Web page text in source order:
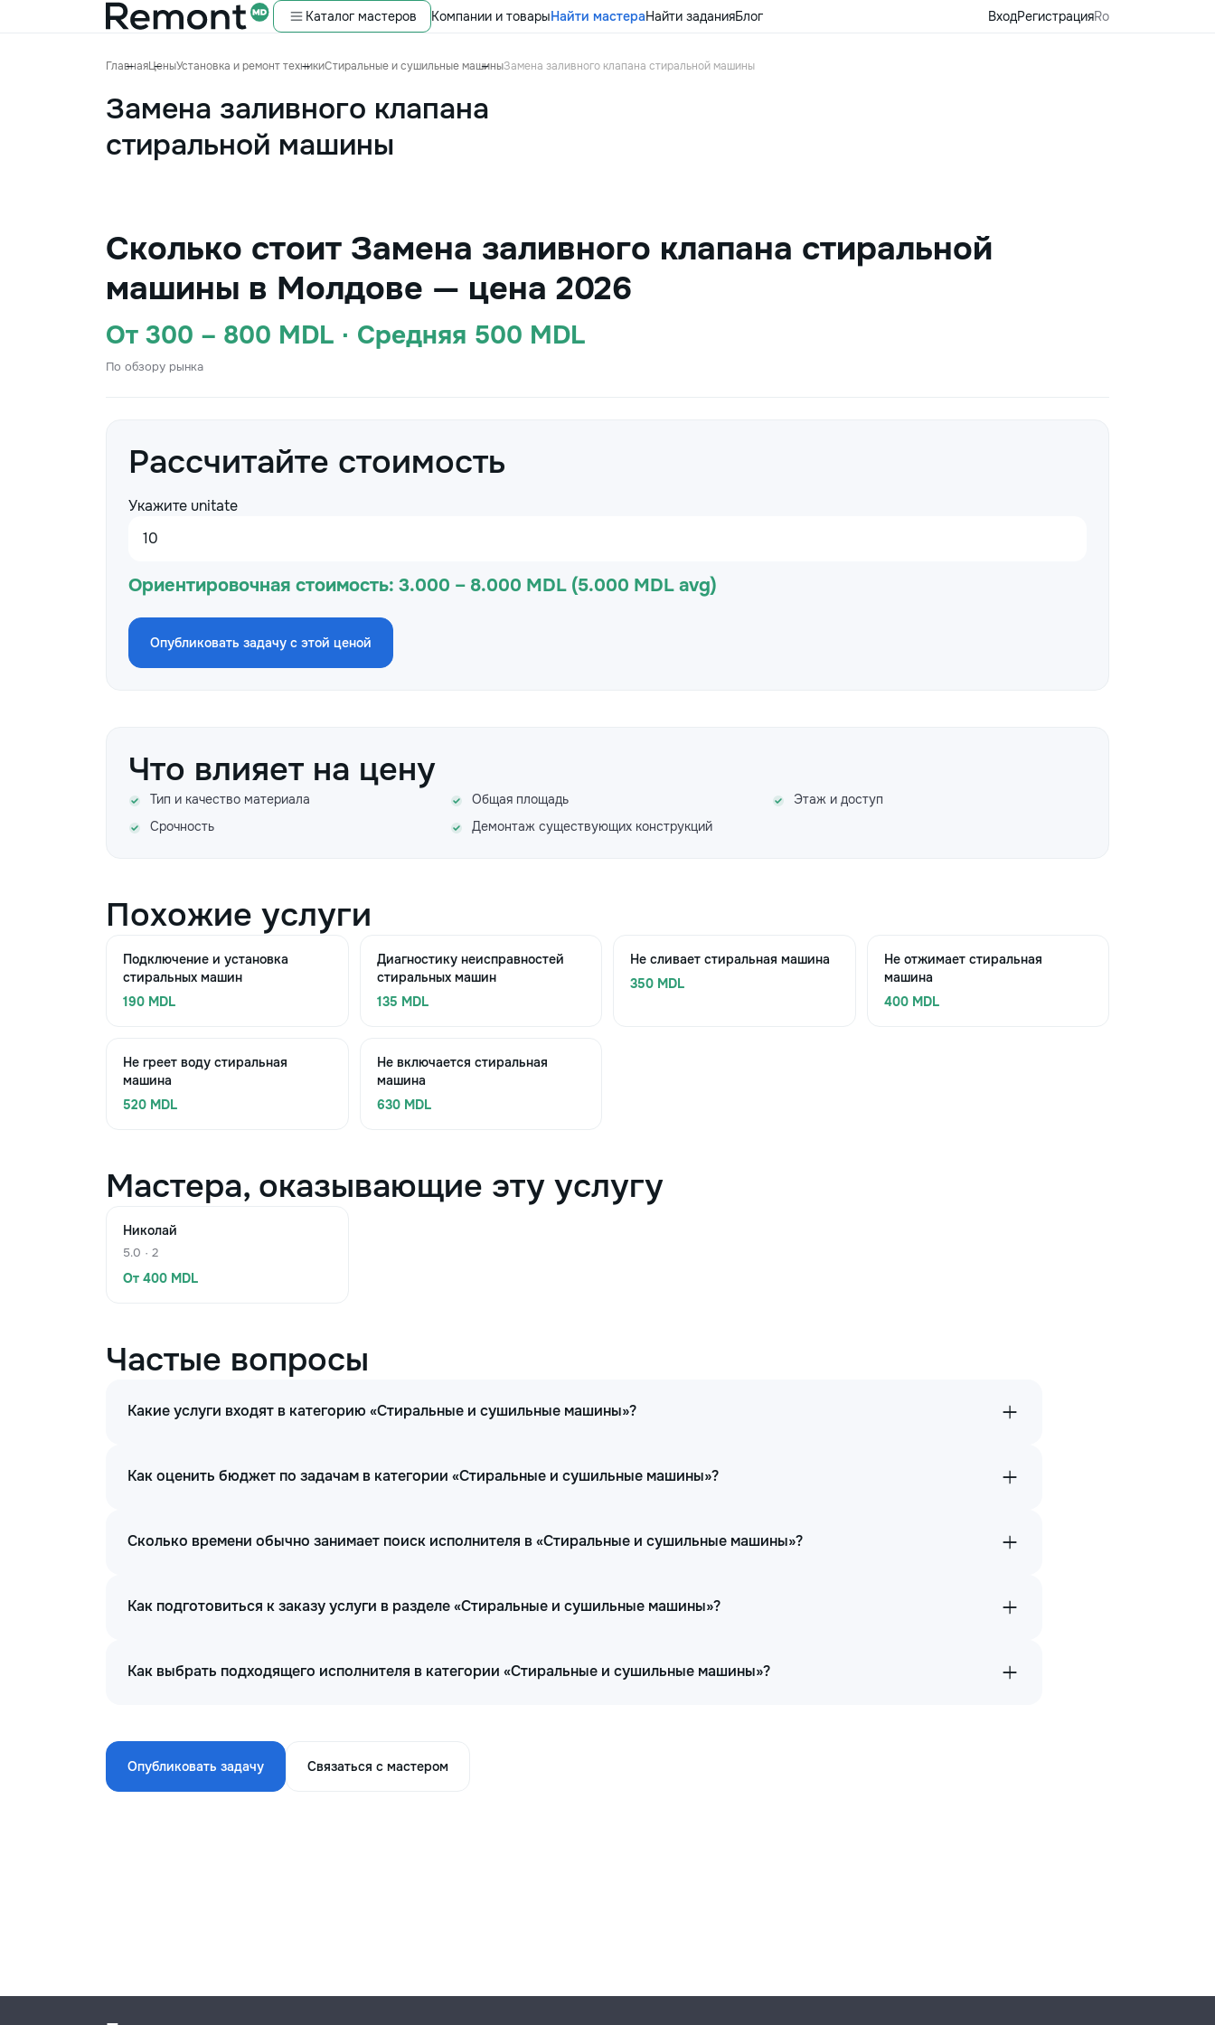
Каталог мастеров Компании и товарыНайти мастераНайти заданияБлог ВходРегистрацияRo
ГлавнаяЦеныУстановка и ремонт техникиСтиральные и сушильные машиныЗамена заливного клапана стиральной машины
Замена заливного клапана
стиральной машины
Сколько стоит Замена заливного клапана стиральной
машины в Молдове — цена 2026
От 300 – 800 MDL · Средняя 500 MDL
По обзору рынка
Рассчитайте стоимость
Укажите unitate
Ориентировочная стоимость: 3.000 – 8.000 MDL (5.000 MDL avg)
Опубликовать задачу с этой ценой
Что влияет на цену
Тип и качество материала Общая площадь
Этаж и доступ
Срочность
Демонтаж существующих конструкций
Похожие услуги
Подключение и установка
стиральных машин
190 MDL
Диагностику неисправностей
стиральных машин
135 MDL
Не сливает стиральная машина
350 MDL
Не отжимает стиральная
машина
400 MDL
Не греет воду стиральная
машина
520 MDL
Не включается стиральная
машина
630 MDL
Мастера, оказывающие эту услугу
Николай
5.0 · 2
От 400 MDL
Частые вопросы
Какие услуги входят в категорию «Стиральные и сушильные машины»?
Как оценить бюджет по задачам в категории «Стиральные и сушильные машины»?
Сколько времени обычно занимает поиск исполнителя в «Стиральные и сушильные машины»?
Как подготовиться к заказу услуги в разделе «Стиральные и сушильные машины»?
Как выбрать подходящего исполнителя в категории «Стиральные и сушильные машины»?
Опубликовать задачу Связаться с мастером